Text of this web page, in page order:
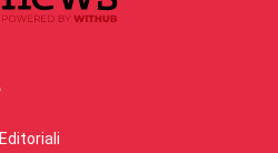
Editoriali